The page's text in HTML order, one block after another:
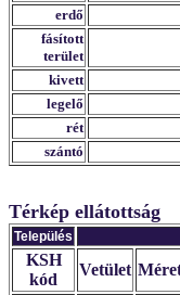
erdő
fásított
terület
kivett
legelő
rét
szántó
Térkép ellátottság
Település
KSH
kód
Vetület